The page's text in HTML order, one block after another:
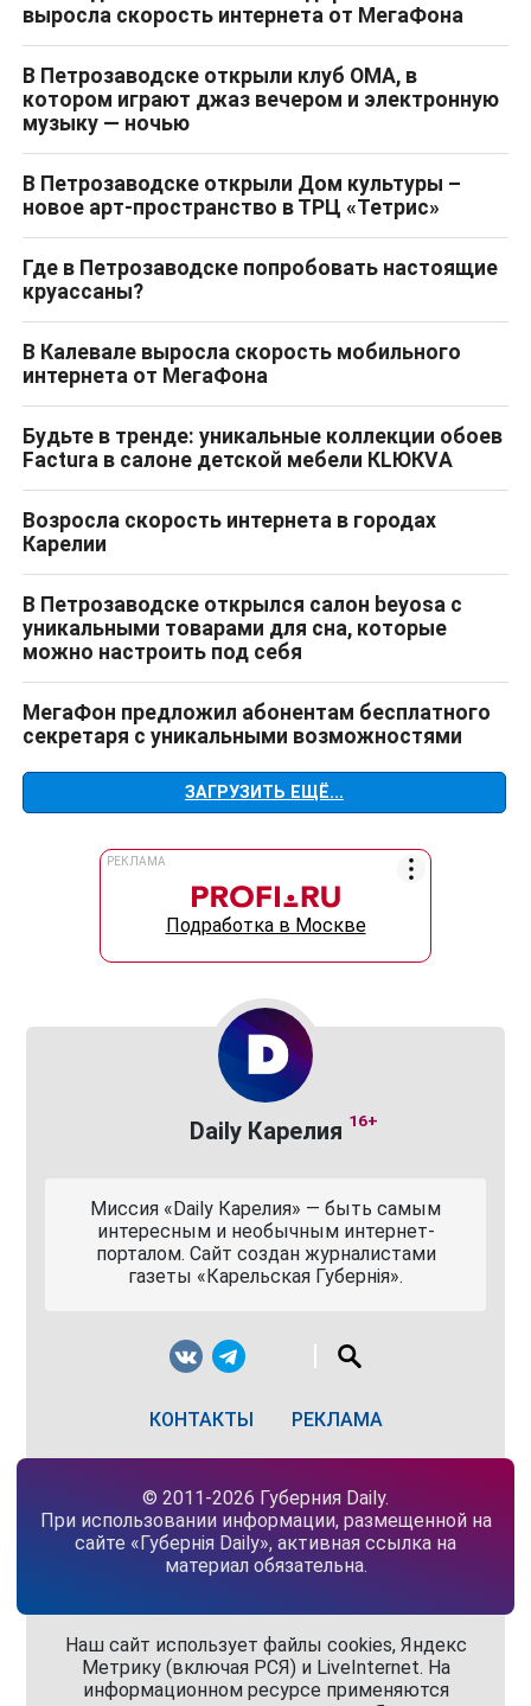
выросла скорость интернета от МегаФона
В Петрозаводске открыли клуб OMA, в
котором играют джаз вечером и электронную
музыку — ночью
В Петрозаводске открыли Дом культуры –
новое арт-пространство в ТРЦ «Тетрис»
Где в Петрозаводске попробовать настоящие
круассаны?
В Калевале выросла скорость мобильного
интернета от МегаФона
Будьте в тренде: уникальные коллекции обоев
Factura в салоне детской мебели КLЮКVА
Возросла скорость интернета в городах
Карелии
В Петрозаводске открылся салон beyosa с
уникальными товарами для сна, которые
можно настроить под себя
МегаФон предложил абонентам бесплатного
секретаря с уникальными возможностями
ЗАГРУЗИТЬ ЕЩЁ...
РЕКЛАМА
Подработка в Москве
Daily Карелия 16+
Миссия «Daily Карелия» — быть самым
интересным и необычным интернет-
порталом. Сайт создан журналистами
газеты «Карельская Губернiя».
КОНТАКТЫ РЕКЛАМА
© 2011-2026 Губерния Daily.
При использовании информации, размещенной на
сайте «Губернiя Daily», активная ссылка на
материал обязательна.
Наш сайт использует файлы cookies, Яндекс
Метрику (включая РСЯ) и LiveInternet. На
информационном ресурсе применяются